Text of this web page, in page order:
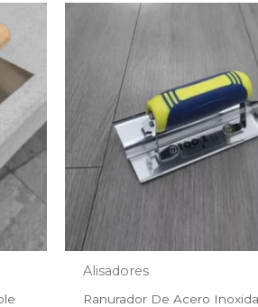
Alisadores
Ranurador De Acero
El
$21.990.$12.597.